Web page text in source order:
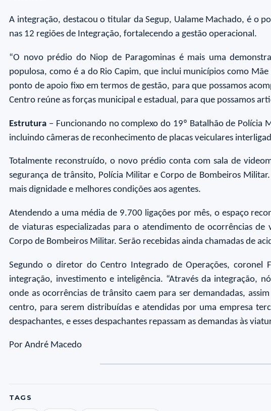
A integração, destacou o titular da Segup, Ualame Machado, é o
nas 12 regiões de Integração, fortalecendo a gestão operacional.
“O novo prédio do Niop de Paragominas é mais uma
populosa, como é a do Rio Capim, que inclui municípios como
ponto de apoio fixo em termos de gestão, para que possamos
Centro reúne as forças municipal e estadual, para que possamos
Estrutura – Funcionando no complexo do 19º Batalhão de
incluindo câmeras de reconhecimento de placas veiculares
Totalmente reconstruído, o novo prédio conta com sala de
segurança de trânsito, Polícia Militar e Corpo de Bombeiros
mais dignidade e melhores condições aos agentes.
Atendendo a uma média de 9.700 ligações por mês, o espaço
de viaturas especializadas para o atendimento de ocorrências
Corpo de Bombeiros Militar. Serão recebidas ainda chamadas de
Segundo o diretor do Centro Integrado de Operações, coronel
integração, investimento e inteligência. “Através da integração,
onde as ocorrências de trânsito caem para ser demandadas,
centro, para serem distribuídas e atendidas por uma empresa
despachantes, e esses despachantes repassam as demandas às
Por André Macedo
FotoFoto
TAGS